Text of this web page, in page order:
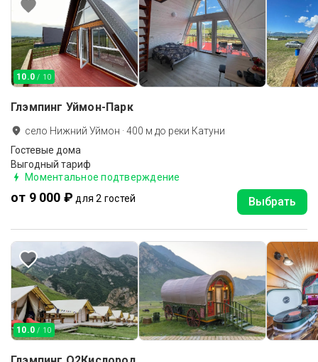
10.0 / 10
Глэмпинг Уймон-Парк
село Нижний Уймон ·400 м до реки Катуни
Гостевые дома
Выгодный тариф
Моментальное подтверждение
от 9 000 ₽ для 2 гостей Выбрать
10.0 / 10